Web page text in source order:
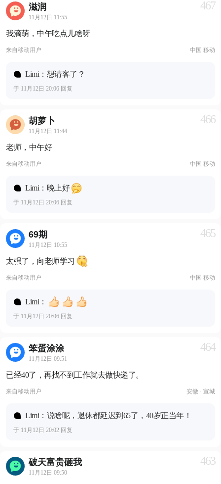
滋润
11月12日 11:55
467
我滴萌，中午吃点儿啥呀
来自移动用户 中国 移动
Limi：想请客了？
于 11月12日 20:06 回复
胡萝卜
11月12日 11:44
466
老师，中午好
来自移动用户 中国 移动
Limi：晚上好
于 11月12日 20:06 回复
69期
11月12日 10:55
465
太强了，向老师学习
来自移动用户 中国 移动
Limi：
于 11月12日 20:06 回复
笨蛋涂涂
11月12日 09:51
464
已经40了，再找不到工作就去做快递了。
来自移动用户 安徽 · 宣城
Limi：说啥呢，退休都延迟到65了，40岁正当年！
于 11月12日 20:02 回复
破天富贵砸我
11月12日 09:50
463